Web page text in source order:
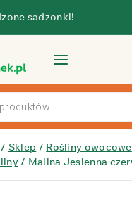
sadzonki!
/ Sklep / Rośliny owocowe
/ Malina Jesienna